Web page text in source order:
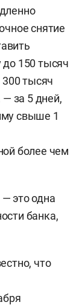
снятие
до 150 тысяч
тысяч
за 5 дней,
свыше 1
более чем
это одна
банка,
что